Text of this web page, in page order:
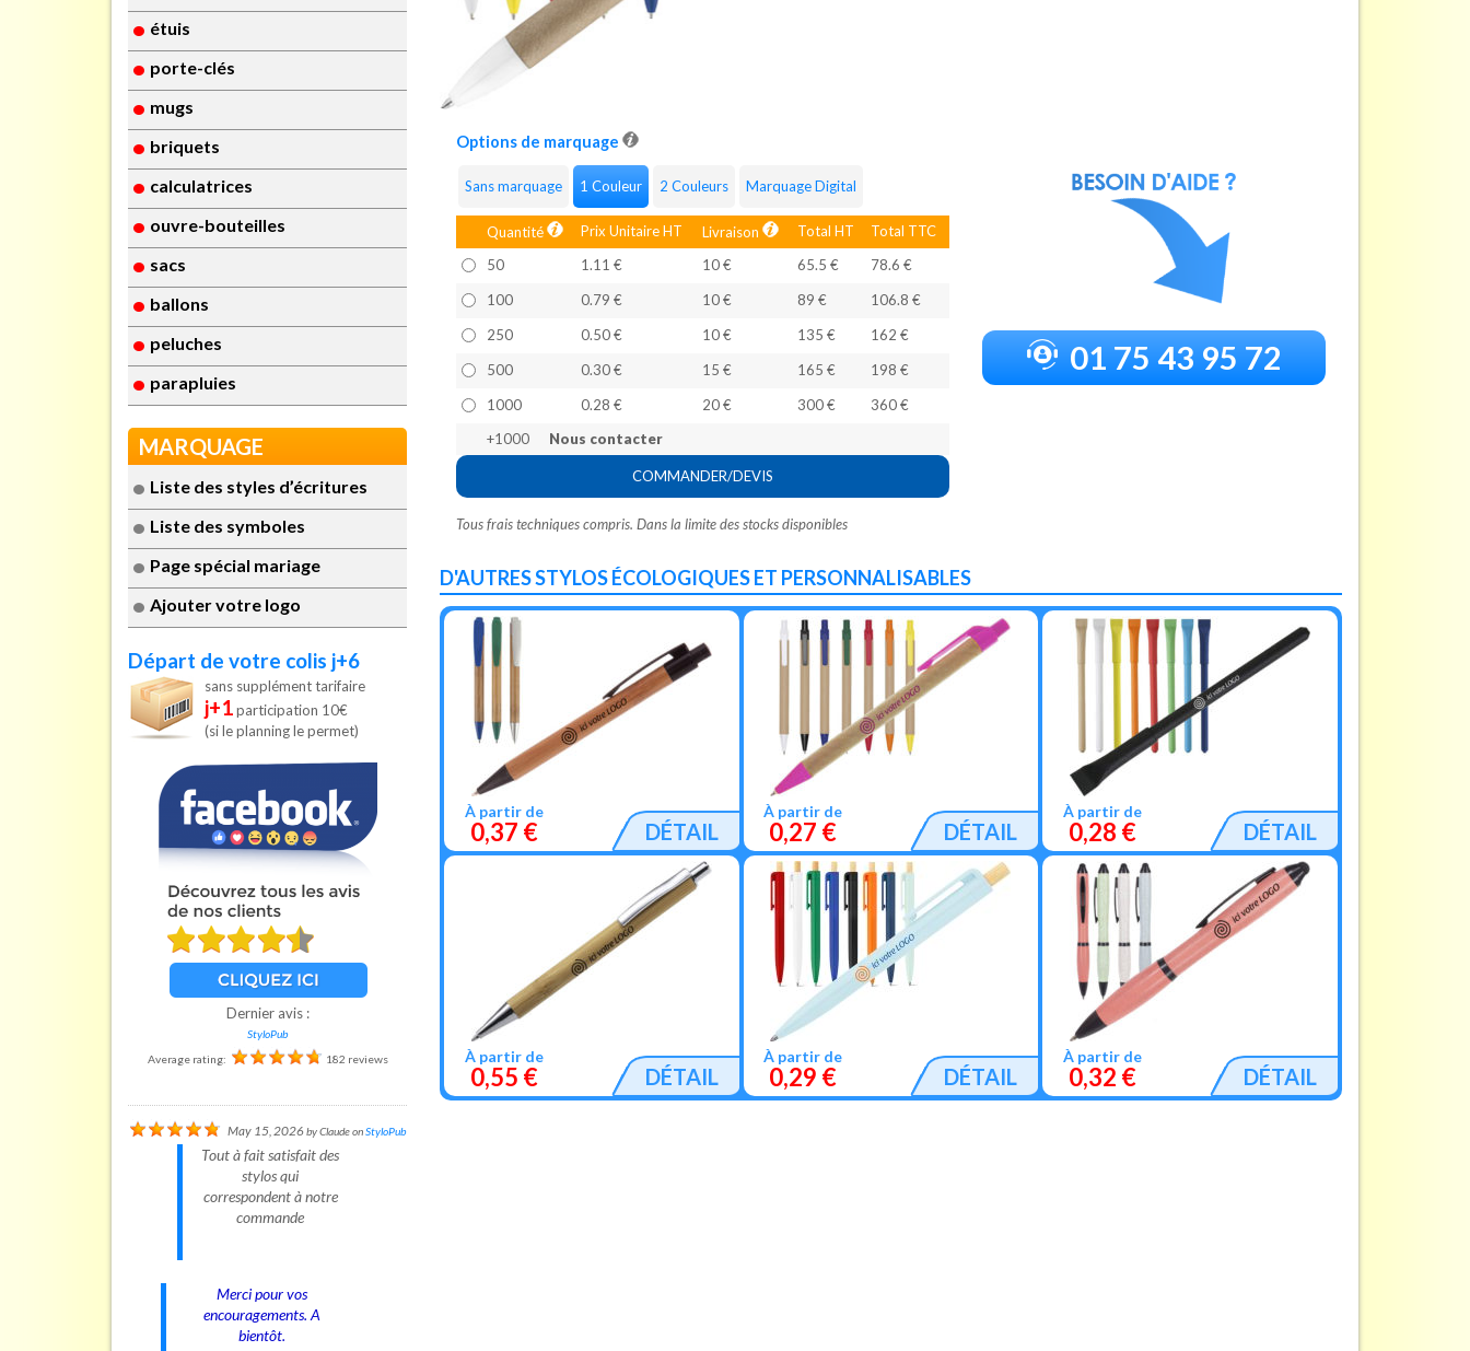
étuis
porte-clés
mugs
briquets
calculatrices
ouvre-bouteilles
sacs
ballons
peluches
parapluies
MARQUAGE
Liste des styles d’écritures
Liste des symboles
Page spécial mariage
Ajouter votre logo
Départ de votre colis j+6
sans supplément tarifaire
j+1participation 10€
(si le planning le permet)
Dernier avis :
StyloPub
Average rating:
182 reviews
May 15, 2026byClaudeonStyloPub
Tout à fait satisfait des
stylos qui
correspondent à notre
commande
Merci pour vos
encouragements. A
bientôt.
Options de marquage
Sans marquage 1 Couleur 2 Couleurs Marquage Digital
Quantité Prix Unitaire HT Livraison Total HT
Total TTC
50
1.11 € 10 € 65.5 €
78.6 €
100
0.79 € 10 € 89 €
106.8 €
250
0.50 € 10 € 135 €
162 €
500
0.30 € 15 € 165 €
198 €
1000
0.28 € 20 € 300 €
360 €
+1000
Nous contacter
COMMANDER/DEVIS
Tous frais techniques compris. Dans la limite des stocks disponibles
01 75 43 95 72
D'AUTRES STYLOS ÉCOLOGIQUES ET PERSONNALISABLES
À partir de
0,37 € DÉTAIL
À partir de
0,27 € DÉTAIL
À partir de
0,28 € DÉTAIL
À partir de
0,55 € DÉTAIL
À partir de
0,29 € DÉTAIL
À partir de
0,32 € DÉTAIL